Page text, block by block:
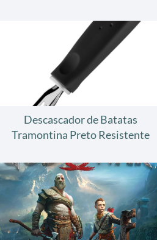
Descascador de Batatas
Tramontina Preto Resistente